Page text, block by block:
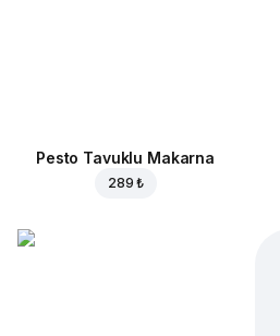
Pesto Tavuklu Makarna
289 ₺